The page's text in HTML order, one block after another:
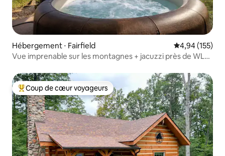
Hébergement ⋅ Fairfield Évaluation
4,94 (155)
Vue imprenable sur les montagnes + jacuzzi près de WLU
Coups de cœur voyageurs les plus appréciés
Coup de cœur voyageurs